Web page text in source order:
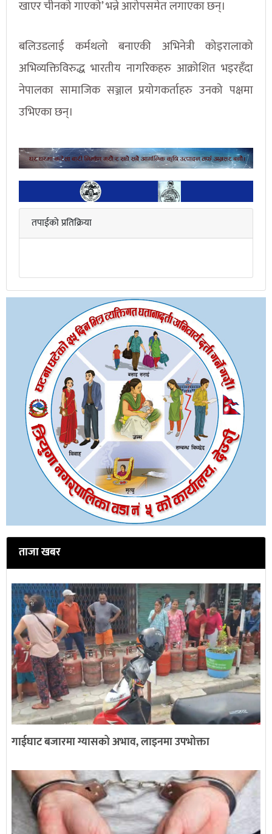
खाएर चीनको गाएको’ भन्ने आरोपसमेत लगाएका छन्।
बलिउडलाई कर्मथलो बनाएकी अभिनेत्री कोइरालाको
अभिव्यक्तिविरुद्ध भारतीय नागरिकहरु आक्रोशित भइरहँदा
नेपालका सामाजिक सञ्जाल प्रयोगकर्ताहरु उनको पक्षमा
उभिएका छन्।
तपाईको प्रतिक्रिया
ताजा खबर
गाईघाट बजारमा ग्यासको अभाव, लाइनमा उपभोक्ता